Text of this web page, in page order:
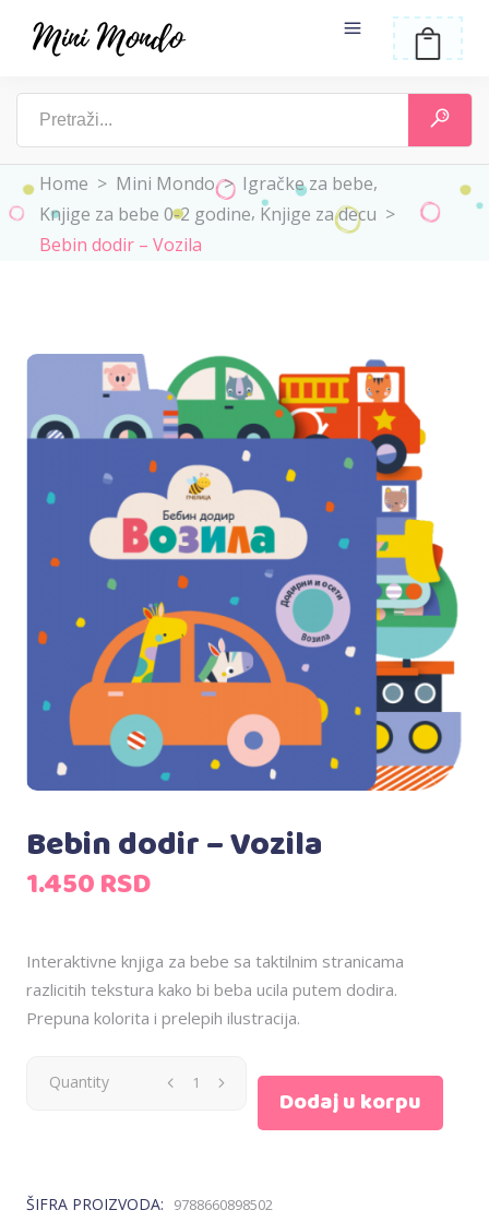
Home > Mini Mondo> Igračke za bebe,
Knjige za bebe 0-2 godine, Knjige za decu >
Bebin dodir – Vozila
Bebin dodir – Vozila
1.450RSD
Interaktivne knjiga za bebe sa taktilnim stranicama
razlicitih tekstura kako bi beba ucila putem dodira.
Prepuna kolorita i prelepih ilustracija.
Bebin
Quantity
Dodaj u korpu
ŠIFRA PROIZVODA: 9788660898502